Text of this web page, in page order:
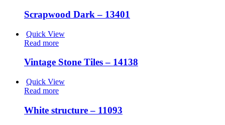
Scrapwood Dark – 13401
Quick View
Read more
Vintage Stone Tiles – 14138
Quick View
Read more
White structure – 11093